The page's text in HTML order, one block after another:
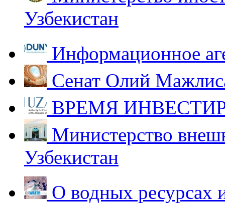
Узбекистан
Информационное
Сенат Олий
ВРЕМЯ
Министерство
Узбекистан
О водных ресурсах